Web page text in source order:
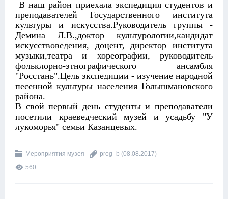
В наш район приехала экспедиция студентов и
преподавателей Государственного института
культуры и искусства.Руководитель группы -
Демина Л.В.,доктор культурологии,кандидат
искусствоведения, доцент, директор института
музыки,театра и хореографии, руководитель
фольклорно-этнографического ансамбля
"Росстань".Цель экспедиции - изучение народной
песенной культуры населения Голышмановского
района.
В свой первый день студенты и преподаватели
посетили краеведческий музей и усадьбу "У
лукоморья" семьи Казанцевых.
Мероприятия музея prog_b (08.08.2017)
560